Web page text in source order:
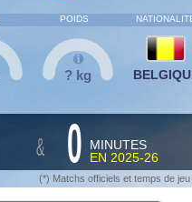
POIDS
? kg
& 0
MINUTES
EN 2025-26
(*) Matchs officiels et temps de